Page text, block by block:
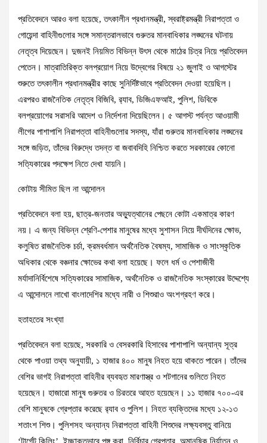
প্রতিবেদনে আরও বলা হয়েছে, তৎকালীন প্রধানমন্ত্রী, স্বরাষ্ট্রমন্ত্রী নিরাপত্তা ও
গোয়েন্দা বাহিনীগুলোর সঙ্গে সমান্তরালভাবে গুরুতর মানবাধিকার লঙ্ঘনের ঘটনায়
নেতৃত্ব দিয়েছেন। দুজনই নিয়মিত বিভিন্ন উৎস থেকে মাঠের চিত্র নিয়ে প্রতিবেদন
পেতেন। মাত্রাতিরিক্ত বলপ্রয়োগ নিয়ে উদ্বেগের বিষয়ে ২১ জুলাই ও আগস্টের
শুরুতে তৎকালীন প্রধানমন্ত্রীর কাছে সুনির্দিষ্টভাবে প্রতিবেদন দেওয়া হয়েছিল।
এরপরও রাজনৈতিক নেতৃত্ব বিজিবি, র‌্যাব, ডিজিএফআই, পুলিশ, ডিবিকে
বলপ্রয়োগের সরাসরি আদেশ ও নির্দেশনা দিয়েছিলেন। ৫ আগস্ট পর্যন্ত আওয়ামী
লীগের পাশাপাশি নিরাপত্তা বাহিনীগুলোর সদস্য, যাঁরা গুরুতর মানবাধিকার লঙ্ঘনের
সঙ্গে জড়িত, তাঁদের বিরুদ্ধে তদন্ত বা জবাবদিহি নিশ্চিত করতে সরকারের কোনো
সত্যিকারের পদক্ষেপ নিতে দেখা যায়নি।
কোটায় সীমিত ছিল না আন্দোলন
প্রতিবেদনে বলা হয়, ছাত্র-জনতার অভ্যুত্থানের পেছনে কোটা একমাত্র কারণ
নয়। এ জন্য বিভিন্ন শ্রেণি-পেশার মানুষের মধ্যে সুশাসন নিয়ে দীর্ঘদিনের ক্ষোভ,
কলুষিত রাজনৈতিক চর্চা, ক্রমবর্ধমান অর্থনৈতিক বৈষম্য, সামাজিক ও সাংস্কৃতিক
অধিকার থেকে বঞ্চনার ক্ষোভের কথা বলা হয়েছে। ফলে ধর্ম ও পেশাজীবী
মর্যাদানির্বিশেষে সত্যিকারের সামাজিক, অর্থনৈতিক ও রাজনৈতিক সংস্কারের উদ্দেশ্যে
এ আন্দোলনে লাখো বাংলাদেশির মধ্যে নারী ও শিশুরাও অংশগ্রহণ করে।
হতাহতের সংখ্যা
প্রতিবেদনে বলা হয়েছে, সরকারি ও বেসরকারি হিসাবের পাশাপাশি অন্যান্য সূত্র
থেকে পাওয়া তথ্য অনুযায়ী, ১ হাজার ৪০০ মানুষ নিহত হয়ে থাকতে পারেন। তাঁদের
বেশির ভাগই নিরাপত্তা বাহিনীর ব্যবহৃত মারণাস্ত্র ও শটগানের গুলিতে নিহত
হয়েছেন। হাজারো মানুষ গুরুতর ও চিরতরে আহত হয়েছেন। ১১ হাজার ৭০০-এর
বেশি মানুষকে গ্রেপ্তার করেছে র‍্যাব ও পুলিশ। নিহত ব্যক্তিদের মধ্যে ১২-১৩
শতাংশ শিশু। পুলিশসহ অন্যান্য নিরাপত্তা বাহিনী শিশুদের লক্ষ্যবস্তু বানিয়ে